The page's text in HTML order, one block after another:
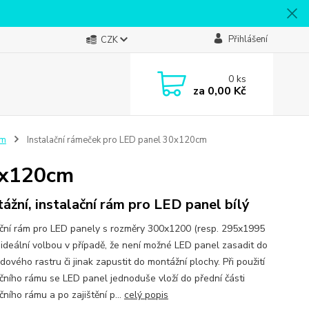
CZK Přihlášení
0ks
za 0,00 Kč
Instalační rámeček pro LED panel 30x120cm
instalační rám pro LED panel bílý
rám pro LED panely s rozměry 300x1200 (resp. 295x1995
volbou v případě, že není možné LED panel zasadit do
rastru či jinak zapustit do montážní plochy. Při použití
rámu se LED panel jednoduše vloží do přední části
rámu a po zajištění p... celý popis